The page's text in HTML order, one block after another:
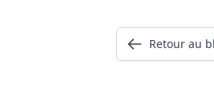
Retour au